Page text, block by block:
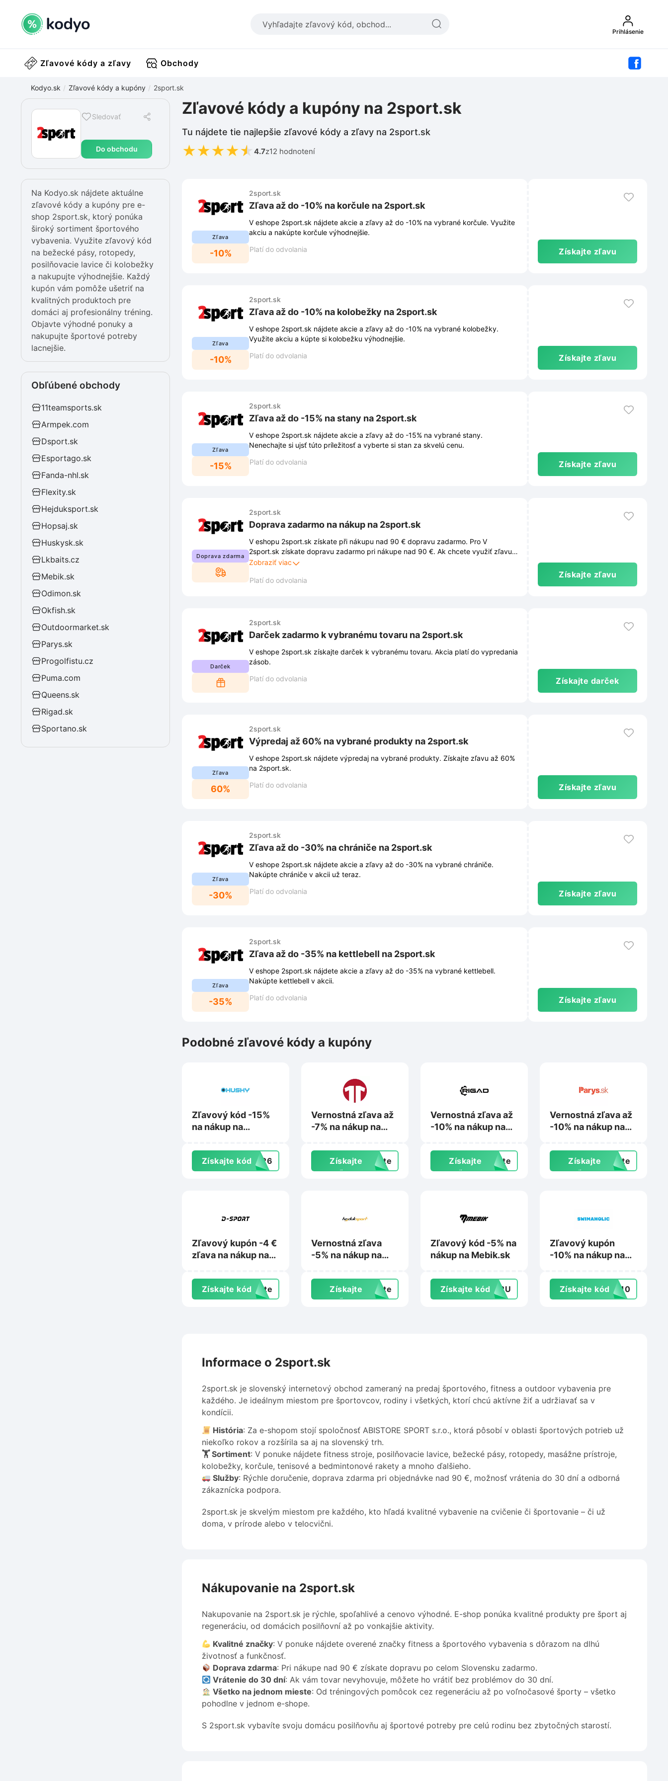
Prihlásenie
Zľavové kódy a zľavy Obchody
Kodyo.sk Zľavové kódy a kupóny 2sport.sk
Sledovať
Do obchodu
Zľavové kódy a kupóny na 2sport.sk
Tu nájdete tie najlepšie zľavové kódy a zľavy na 2sport.sk
★★★★★ 4.7z12 hodnotení
Na Kodyo.sk nájdete aktuálne
zľavové kódy a kupóny pre e-
shop 2sport.sk, ktorý ponúka
široký sortiment športového
vybavenia. Využite zľavový kód
na bežecké pásy, rotopedy,
posilňovacie lavice či kolobežky
a nakupujte výhodnejšie. Každý
kupón vám pomôže ušetriť na
kvalitných produktoch pre
domáci aj profesionálny tréning.
Objavte výhodné ponuky a
nakupujte športové potreby
lacnejšie.
Obľúbené obchody
11teamsports.sk
Armpek.com
Dsport.sk
Esportago.sk
Fanda-nhl.sk
Flexity.sk
Hejduksport.sk
Hopsaj.sk
Huskysk.sk
Lkbaits.cz
Mebik.sk
Odimon.sk
Okfish.sk
Outdoormarket.sk
Parys.sk
Progolfistu.cz
Puma.com
Queens.sk
Rigad.sk
Sportano.sk
Zľava
-10%
2sport.sk
Zľava až do -10% na korčule na 2sport.sk
V eshope 2sport.sk nájdete akcie a zľavy až do -10% na vybrané korčule. Využite
akciu a nakúpte korčule výhodnejšie.
Platí do odvolania
Získajte zľavu
Zľava
-10%
2sport.sk
Zľava až do -10% na kolobežky na 2sport.sk
V eshope 2sport.sk nájdete akcie a zľavy až do -10% na vybrané kolobežky.
Využite akciu a kúpte si kolobežku výhodnejšie.
Platí do odvolania
Získajte zľavu
Zľava
-15%
2sport.sk
Zľava až do -15% na stany na 2sport.sk
V eshope 2sport.sk nájdete akcie a zľavy až do -15% na vybrané stany.
Nenechajte si ujsť túto príležitosť a vyberte si stan za skvelú cenu.
Platí do odvolania
Získajte zľavu
Doprava zdarma
2sport.sk
Doprava zadarmo na nákup na 2sport.sk
V eshopu 2sport.sk získate při nákupu nad 90 € dopravu zadarmo. Pro V
2sport.sk získate dopravu zadarmo pri nákupe nad 90 €. Ak chcete využiť zľavu,
musíte dodržiavať podmienky stanovené obchodom. Tieto podmienky sú
Zobraziť viac
Platí do odvolania
Získajte zľavu
Darček
2sport.sk
Darček zadarmo k vybranému tovaru na 2sport.sk
V eshope 2sport.sk získajte darček k vybranému tovaru. Akcia platí do vypredania
zásob.
Platí do odvolania
Získajte darček
Zľava
60%
2sport.sk
Výpredaj až 60% na vybrané produkty na 2sport.sk
V eshope 2sport.sk nájdete výpredaj na vybrané produkty. Získajte zľavu až 60%
na 2sport.sk.
Platí do odvolania
Získajte zľavu
Zľava
-30%
2sport.sk
Zľava až do -30% na chrániče na 2sport.sk
V eshope 2sport.sk nájdete akcie a zľavy až do -30% na vybrané chrániče.
Nakúpte chrániče v akcii už teraz.
Platí do odvolania
Získajte zľavu
Zľava
-35%
2sport.sk
Zľava až do -35% na kettlebell na 2sport.sk
V eshope 2sport.sk nájdete akcie a zľavy až do -35% na vybrané kettlebell.
Nakúpte kettlebell v akcii.
Platí do odvolania
Získajte zľavu
Podobné zľavové kódy a kupóny
Zľavový kód -15%
na nákup na
Získajte kódRA26
Vernostná zľava až
-7% na nákup na
Získajte
zľavu
exte
Vernostná zľava až
-10% na nákup na
Získajte
zľavu
exte
Vernostná zľava až
-10% na nákup na
Získajte
zľavu
exte
Zľavový kupón -4 €
zľava na nákup na
Získajte kód exte
Vernostná zľava
-5% na nákup na
Získajte
zľavu
exte
Zľavový kód -5% na
nákup na Mebik.sk
Získajte kódBU2U
Zľavový kupón
-10% na nákup na
Získajte kód ta10
Informace o 2sport.sk
2sport.sk je slovenský internetový obchod zameraný na predaj športového, fitness a outdoor vybavenia pre
každého. Je ideálnym miestom pre športovcov, rodiny i všetkých, ktorí chcú aktívne žiť a udržiavať sa v
kondícii.
História: Za e-shopom stojí spoločnosť ABISTORE SPORT s.r.o., ktorá pôsobí v oblasti športových potrieb už
niekoľko rokov a rozšírila sa aj na slovenský trh.
🏋️ Sortiment: V ponuke nájdete fitness stroje, posilňovacie lavice, bežecké pásy, rotopedy, masážne prístroje,
kolobežky, korčule, tenisové a bedmintonové rakety a mnoho ďalšieho.
Služby: Rýchle doručenie, doprava zdarma pri objednávke nad 90 €, možnosť vrátenia do 30 dní a odborná
zákaznícka podpora.
2sport.sk je skvelým miestom pre každého, kto hľadá kvalitné vybavenie na cvičenie či športovanie – či už
doma, v prírode alebo v telocvični.
Nákupovanie na 2sport.sk
Nakupovanie na 2sport.sk je rýchle, spoľahlivé a cenovo výhodné. E-shop ponúka kvalitné produkty pre šport aj
regeneráciu, od domácich posilňovní až po vonkajšie aktivity.
Kvalitné značky: V ponuke nájdete overené značky fitness a športového vybavenia s dôrazom na dlhú
životnosť a funkčnosť.
Doprava zdarma: Pri nákupe nad 90 € získate dopravu po celom Slovensku zadarmo.
Vrátenie do 30 dní: Ak vám tovar nevyhovuje, môžete ho vrátiť bez problémov do 30 dní.
Všetko na jednom mieste: Od tréningových pomôcok cez regeneráciu až po voľnočasové športy – všetko
pohodlne v jednom e-shope.
S 2sport.sk vybavíte svoju domácu posilňovňu aj športové potreby pre celú rodinu bez zbytočných starostí.